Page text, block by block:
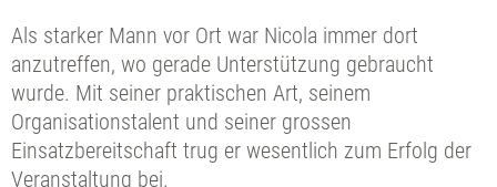
Als starker Mann vor Ort war Nicola immer dort
anzutreffen, wo gerade Unterstützung gebraucht
wurde. Mit seiner praktischen Art, seinem
Organisationstalent und seiner grossen
Einsatzbereitschaft trug er wesentlich zum Erfolg der
Veranstaltung bei.